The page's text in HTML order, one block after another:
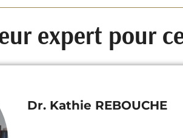
expert pour
Dr. Kathie REBOUCHE